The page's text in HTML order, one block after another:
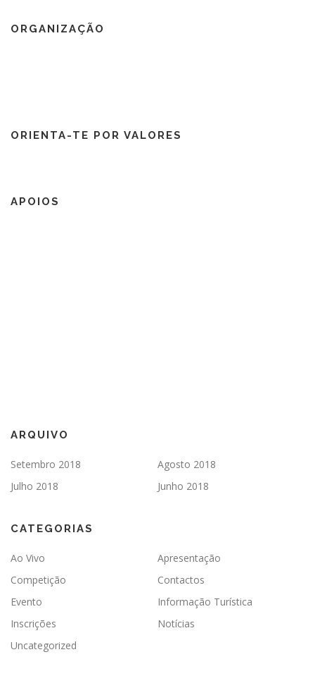
ORGANIZAÇÃO
ORIENTA-TE POR VALORES
APOIOS
ARQUIVO
Setembro 2018
Agosto 2018
Julho 2018
Junho 2018
CATEGORIAS
Ao Vivo
Apresentação
Competição
Contactos
Evento
Informação Turística
Inscrições
Notícias
Uncategorized